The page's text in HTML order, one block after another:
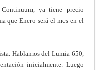
ya tiene precio
que Enero será el mes en el
Hablamos del Lumia 650,
inicialmente. Luego